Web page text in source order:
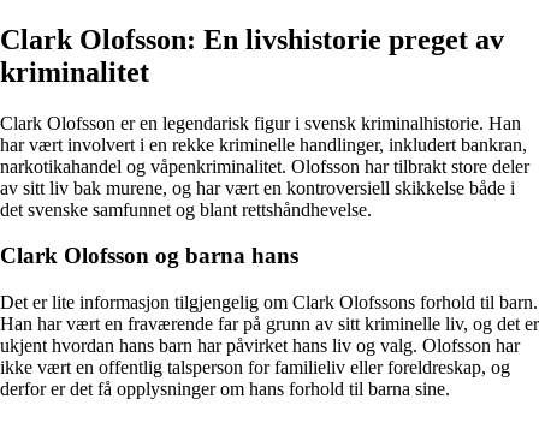
Clark Olofsson: En livshistorie preget av
kriminalitet
Clark Olofsson er en legendarisk figur i svensk kriminalhistorie. Han
har vært involvert i en rekke kriminelle handlinger, inkludert bankran,
narkotikahandel og våpenkriminalitet. Olofsson har tilbrakt store deler
av sitt liv bak murene, og har vært en kontroversiell skikkelse både i
det svenske samfunnet og blant rettshåndhevelse.
Clark Olofsson og barna hans
Det er lite informasjon tilgjengelig om Clark Olofssons forhold til barn.
Han har vært en fraværende far på grunn av sitt kriminelle liv, og det er
ukjent hvordan hans barn har påvirket hans liv og valg. Olofsson har
ikke vært en offentlig talsperson for familieliv eller foreldreskap, og
derfor er det få opplysninger om hans forhold til barna sine.